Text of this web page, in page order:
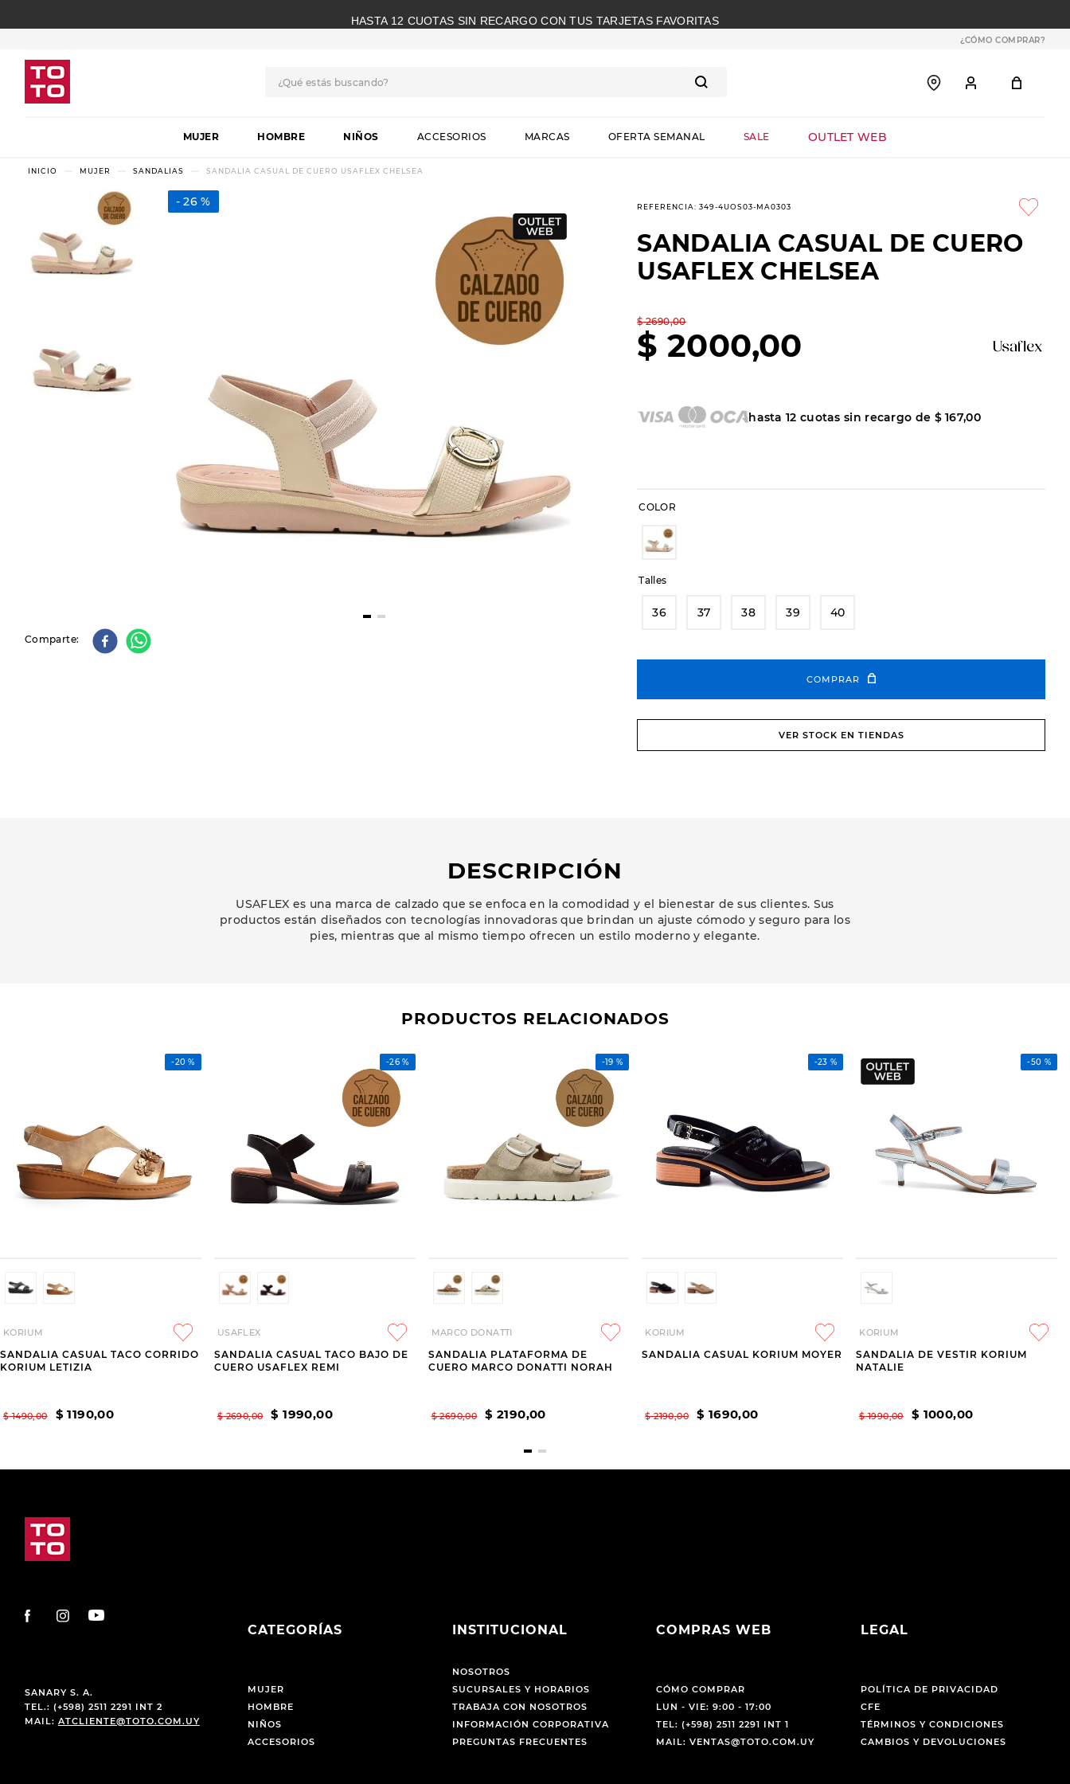
HASTA 12 CUOTAS SIN RECARGO CON TUS TARJETAS FAVORITAS
¿CÓMO COMPRAR?
MUJER HOMBRE NIÑOS ACCESORIOS MARCAS OFERTA SEMANAL SALE OUTLET WEB
MUJER SANDALIAS SANDALIA CASUAL DE CUERO USAFLEX CHELSEA
26 %
Comparte
REFERENCIA:349-4UOS03-MA0303
SANDALIA CASUAL DE CUERO
USAFLEX CHELSEA
$ 2690,00
$ 2000,00
hasta12 cuotas sin recargo de $ 167,00
COLOR
Talles
36 37 38 39 40
COMPRAR
VER STOCK EN TIENDAS
DESCRIPCIÓN
USAFLEX es una marca de calzado que se enfoca en la comodidad y el bienestar de sus clientes. Sus
productos están diseñados con tecnologías innovadoras que brindan un ajuste cómodo y seguro para los
pies, mientras que al mismo tiempo ofrecen un estilo moderno y elegante.
PRODUCTOS RELACIONADOS
-20 %
KORIUM
SANDALIA CASUAL TACO CORRIDO
KORIUM LETIZIA
$ 1490,00 $ 1190,00
-26 %
USAFLEX
SANDALIA CASUAL TACO BAJO DE
CUERO USAFLEX REMI
$ 2690,00 $ 1990,00
-19 %
MARCO DONATTI
SANDALIA PLATAFORMA DE
CUERO MARCO DONATTI NORAH
$ 2690,00 $ 2190,00
-23 %
KORIUM
SANDALIA CASUAL KORIUM MOYER
$ 2190,00 $ 1690,00
-50 %
KORIUM
SANDALIA DE VESTIR KORIUM
NATALIE
$ 1990,00 $ 1000,00
SANARY S. A.
TEL.: (+598) 2511 2291 INT 2
MAIL: ATCLIENTE@TOTO.COM.UY
CATEGORÍAS
MUJER
HOMBRE
NIÑOS
ACCESORIOS
INSTITUCIONAL
NOSOTROS
SUCURSALES Y HORARIOS
TRABAJA CON NOSOTROS
INFORMACIÓN CORPORATIVA
PREGUNTAS FRECUENTES
COMPRAS WEB
CÓMO COMPRAR
LUN - VIE: 9:00 - 17:00
TEL: (+598) 2511 2291 INT 1
MAIL: VENTAS@TOTO.COM.UY
LEGAL
POLÍTICA DE PRIVACIDAD
CFE
TÉRMINOS Y CONDICIONES
CAMBIOS Y DEVOLUCIONES
1.
botas
2 .
skechers
3.
10
botas dama